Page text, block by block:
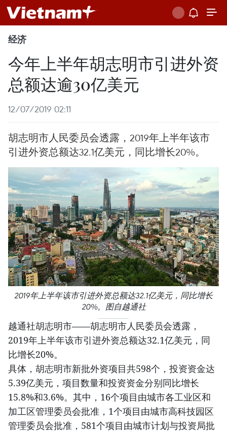
经济
今年上半年胡志明市引进外资
总额达逾30亿美元
12/07/2019 02:11
胡志明市人民委员会透露，2019年上半年该市
引进外资总额达32.1亿美元，同比增长20%。
2019年上半年该市引进外资总额达32.1亿美元，同比增长
20%。图自越通社
越通社胡志明市——胡志明市人民委员会透露，
2019年上半年该市引进外资总额达32.1亿美元，同
比增长20%。
具体，胡志明市新批外资项目共598个，投资资金达
5.39亿美元，项目数量和投资资金分别同比增长
15.8%和3.6%。其中，16个项目由城市各工业区和
加工区管理委员会批准，1个项目由城市高科技园区
管理委员会批准，581个项目由城市计划与投资局批